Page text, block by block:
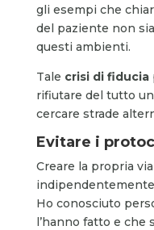
gli esempi che
del paziente non
questi ambienti.
Tale crisi di fiducia
rifiutare del tutto
cercare strade
Evitare i
Creare la propria
Ho conosciuto
l’hanno fatto e che